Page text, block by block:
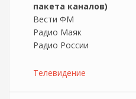
пакета каналов)
Вести ФМ
Радио Маяк
Радио России
Телевидение